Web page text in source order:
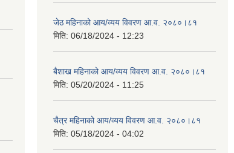
जेठ महिनाको आय/व्यय विवरण आ.व. २०८०।८१
मिति: 06/18/2024 - 12:23
बैशाख महिनाको आय/व्यय विवरण आ.व. २०८०।८१
मिति: 05/20/2024 - 11:25
चैत्र महिनाको आय/व्यय विवरण आ.व. २०८०।८१
मिति: 05/18/2024 - 04:02